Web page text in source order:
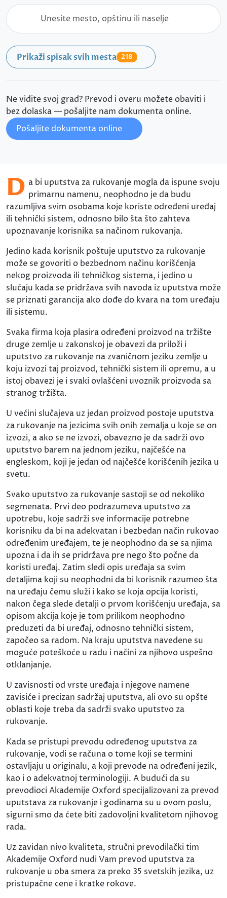
Prikaži spisak svih mesta 218
Ne vidite svoj grad? Prevod i overu možete obaviti i
bez dolaska — pošaljite nam dokumenta online.
Pošaljite dokumenta online
D a bi uputstva za rukovanje mogla da ispune svoju
primarnu namenu, neophodno je da budu
razumljiva svim osobama koje koriste određeni uređaj
ili tehnički sistem, odnosno bilo šta što zahteva
upoznavanje korisnika sa načinom rukovanja.
Jedino kada korisnik poštuje uputstvo za rukovanje
može se govoriti o bezbednom načinu korišćenja
nekog proizvoda ili tehničkog sistema, i jedino u
slučaju kada se pridržava svih navoda iz uputstva može
se priznati garancija ako dođe do kvara na tom uređaju
ili sistemu.
Svaka firma koja plasira određeni proizvod na tržište
druge zemlje u zakonskoj je obavezi da priloži i
uputstvo za rukovanje na zvaničnom jeziku zemlje u
koju izvozi taj proizvod, tehnički sistem ili opremu, a u
istoj obavezi je i svaki ovlašćeni uvoznik proizvoda sa
stranog tržišta.
U većini slučajeva uz jedan proizvod postoje uputstva
za rukovanje na jezicima svih onih zemalja u koje se on
izvozi, a ako se ne izvozi, obavezno je da sadrži ovo
uputstvo barem na jednom jeziku, najčešće na
engleskom, koji je jedan od najčešće korišćenih jezika u
svetu.
Svako uputstvo za rukovanje sastoji se od nekoliko
segmenata. Prvi deo podrazumeva uputstvo za
upotrebu, koje sadrži sve informacije potrebne
korisniku da bi na adekvatan i bezbedan način rukovao
određenim uređajem, te je neophodno da se sa njima
upozna i da ih se pridržava pre nego što počne da
koristi uređaj. Zatim sledi opis uređaja sa svim
detaljima koji su neophodni da bi korisnik razumeo šta
na uređaju čemu služi i kako se koja opcija koristi,
nakon čega slede detalji o prvom korišćenju uređaja, sa
opisom akcija koje je tom prilikom neophodno
preduzeti da bi uređaj, odnosno tehnički sistem,
započeo sa radom. Na kraju uputstva navedene su
moguće poteškoće u radu i načini za njihovo uspešno
otklanjanje.
U zavisnosti od vrste uređaja i njegove namene
zavisiće i precizan sadržaj uputstva, ali ovo su opšte
oblasti koje treba da sadrži svako uputstvo za
rukovanje.
Kada se pristupi prevodu određenog uputstva za
rukovanje, vodi se računa o tome koji se termini
ostavljaju u originalu, a koji prevode na određeni jezik,
kao i o adekvatnoj terminologiji. A budući da su
prevodioci Akademije Oxford specijalizovani za prevod
uputstava za rukovanje i godinama su u ovom poslu,
sigurni smo da ćete biti zadovoljni kvalitetom njihovog
rada.
Uz zavidan nivo kvaliteta, stručni prevodilački tim
Akademije Oxford nudi Vam prevod uputstva za
rukovanje u oba smera za preko 35 svetskih jezika, uz
pristupačne cene i kratke rokove.